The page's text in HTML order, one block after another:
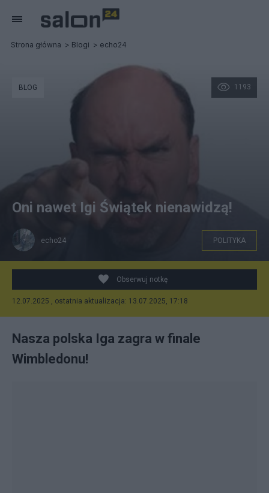
Strona główna Blogi echo24
1193
BLOG
Oni nawet Igi Świątek nienawidzą!
echo24 POLITYKA
Obserwuj notkę
12.07.2025 , ostatnia aktualizacja: 13.07.2025, 17:18
Nasza polska Iga zagra w finale
Wimbledonu!